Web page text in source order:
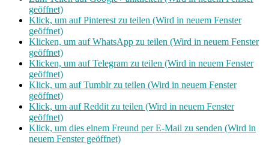
geöffnet)
Klick, um auf Pinterest zu teilen (Wird in neuem Fenster
geöffnet)
Klicken, um auf WhatsApp zu teilen (Wird in neuem Fenster
geöffnet)
Klicken, um auf Telegram zu teilen (Wird in neuem Fenster
geöffnet)
Klick, um auf Tumblr zu teilen (Wird in neuem Fenster
geöffnet)
Klick, um auf Reddit zu teilen (Wird in neuem Fenster
geöffnet)
Klick, um dies einem Freund per E-Mail zu senden (Wird in
neuem Fenster geöffnet)